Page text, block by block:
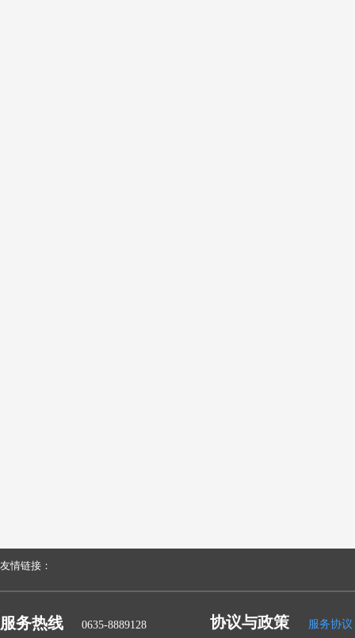
友情链接：
服务热线 0635-8889128 协议与政策 服务协议